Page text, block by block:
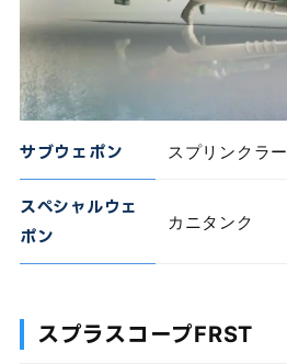
サブウェポン スプリンクラー
スペシャルウェ
ポン
カニタンク
スプラスコープFRST